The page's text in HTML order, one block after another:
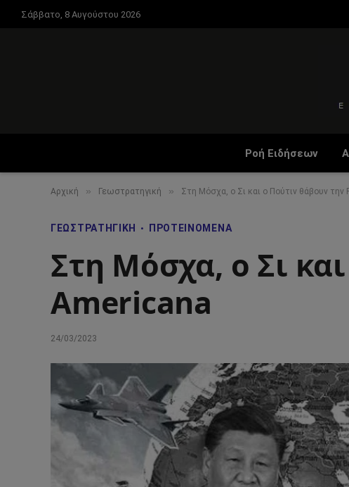
Σάββατο, 8 Αυγούστου 2026
Ροή Ειδήσεων
Αρχική » Γεωστρατηγική » Στη Μόσχα, ο Σι και ο Πούτιν θάβουν την
ΓΕΩΣΤΡΑΤΗΓΙΚΉ ΠΡΟΤΕΙΝΌΜΕΝΑ
Στη Μόσχα, ο Σι
Americana
24/03/2023